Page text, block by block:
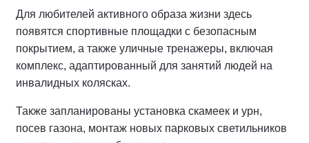
Для любителей активного образа жизни здесь
появятся спортивные площадки с безопасным
покрытием, а также уличные тренажеры, включая
комплекс, адаптированный для занятий людей на
инвалидных колясках.
Также запланированы установка скамеек и урн,
посев газона, монтаж новых парковых светильников